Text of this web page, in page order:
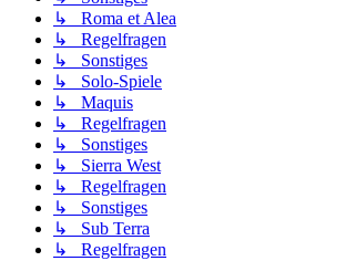
↳ Roma et Alea
↳ Regelfragen
↳ Sonstiges
↳ Solo-Spiele
↳ Maquis
↳ Regelfragen
↳ Sonstiges
↳ Sierra West
↳ Regelfragen
↳ Sonstiges
↳ Sub Terra
↳ Regelfragen